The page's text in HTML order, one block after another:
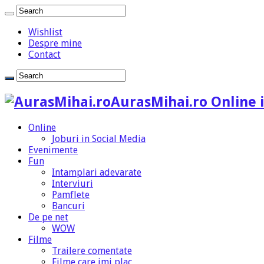
Wishlist
Despre mine
Contact
AurasMihai.ro Online
Online
Joburi in Social Media
Evenimente
Fun
Intamplari adevarate
Interviuri
Pamflete
Bancuri
De pe net
WOW
Filme
Trailere comentate